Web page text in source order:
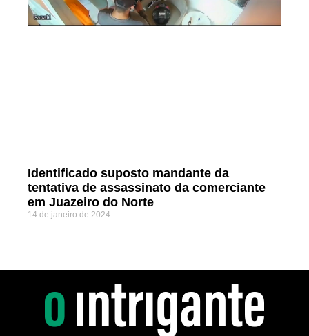
Identificado suposto mandante da
tentativa de assassinato da comerciante
em Juazeiro do Norte
14 de janeiro de 2024